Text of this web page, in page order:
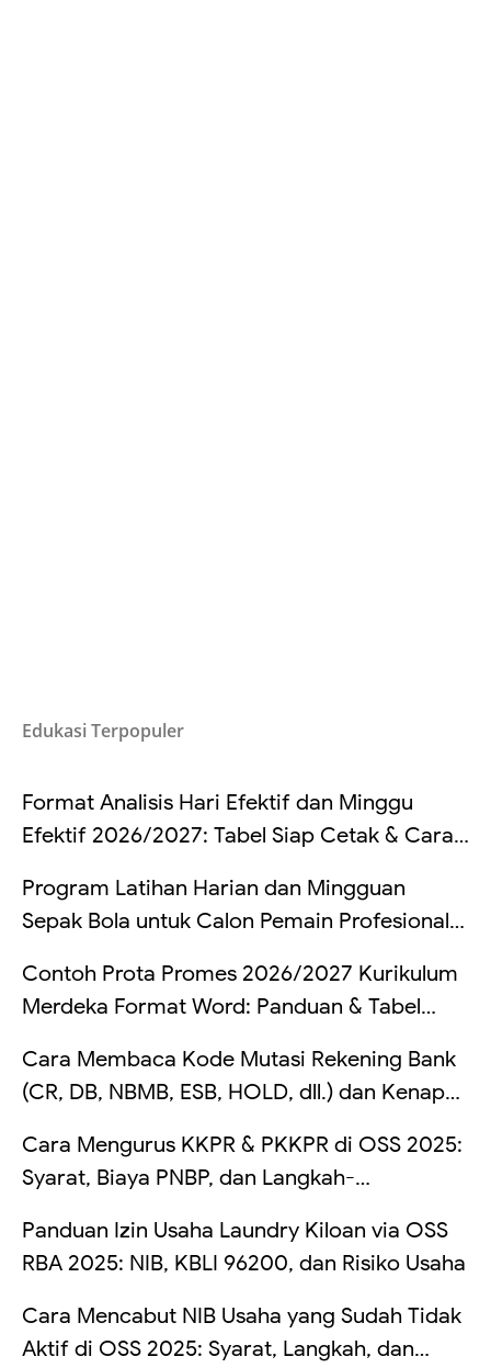
Edukasi Terpopuler
Format Analisis Hari Efektif dan Minggu
Efektif 2026/2027: Tabel Siap Cetak & Cara
Program Latihan Harian dan Mingguan
Sepak Bola untuk Calon Pemain Profesional
Contoh Prota Promes 2026/2027 Kurikulum
Merdeka Format Word: Panduan & Tabel
Cara Membaca Kode Mutasi Rekening Bank
(CR, DB, NBMB, ESB, HOLD, dll.) dan Kenapa
Cara Mengurus KKPR & PKKPR di OSS 2025:
Syarat, Biaya PNBP, dan Langkah-
Panduan Izin Usaha Laundry Kiloan via OSS
RBA 2025: NIB, KBLI 96200, dan Risiko Usaha
Cara Mencabut NIB Usaha yang Sudah Tidak
Aktif di OSS 2025: Syarat, Langkah, dan